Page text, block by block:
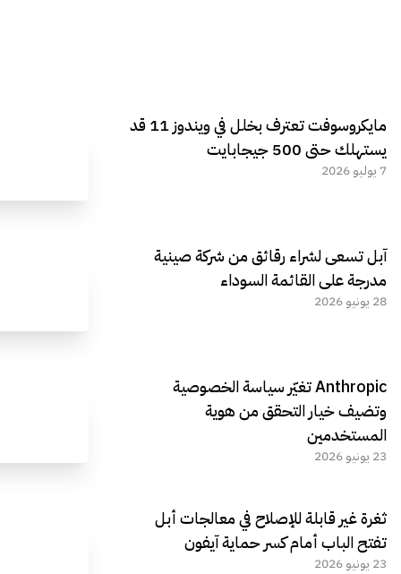
مايكروسوفت تعترف بخلل في ويندوز 11 قد
يستهلك حتى 500 جيجابايت
7 يوليو 2026
آبل تسعى لشراء رقائق من شركة صينية
مدرجة على القائمة السوداء
28 يونيو 2026
Anthropic تغيّر سياسة الخصوصية
وتضيف خيار التحقق من هوية
المستخدمين
23 يونيو 2026
ثغرة غير قابلة للإصلاح في معالجات أبل
تفتح الباب أمام كسر حماية آيفون
23 يونيو 2026